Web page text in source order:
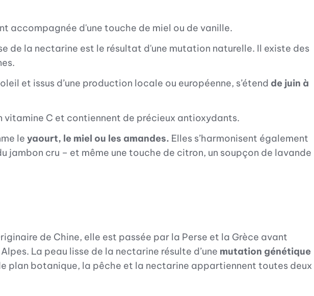
accompagnée d'une touche de miel ou de vanille.
de la nectarine est le résultat d'une mutation naturelle. Il existe des
et issus d’une production locale ou européenne, s’étend de juin à
vitamine C et contiennent de précieux antioxydants.
le yaourt, le miel ou les amandes. Elles s’harmonisent également
jambon cru – et même une touche de citron, un soupçon de lavande
de Chine, elle est passée par la Perse et la Grèce avant
La peau lisse de la nectarine résulte d’une mutation génétique
plan botanique, la pêche et la nectarine appartiennent toutes deux